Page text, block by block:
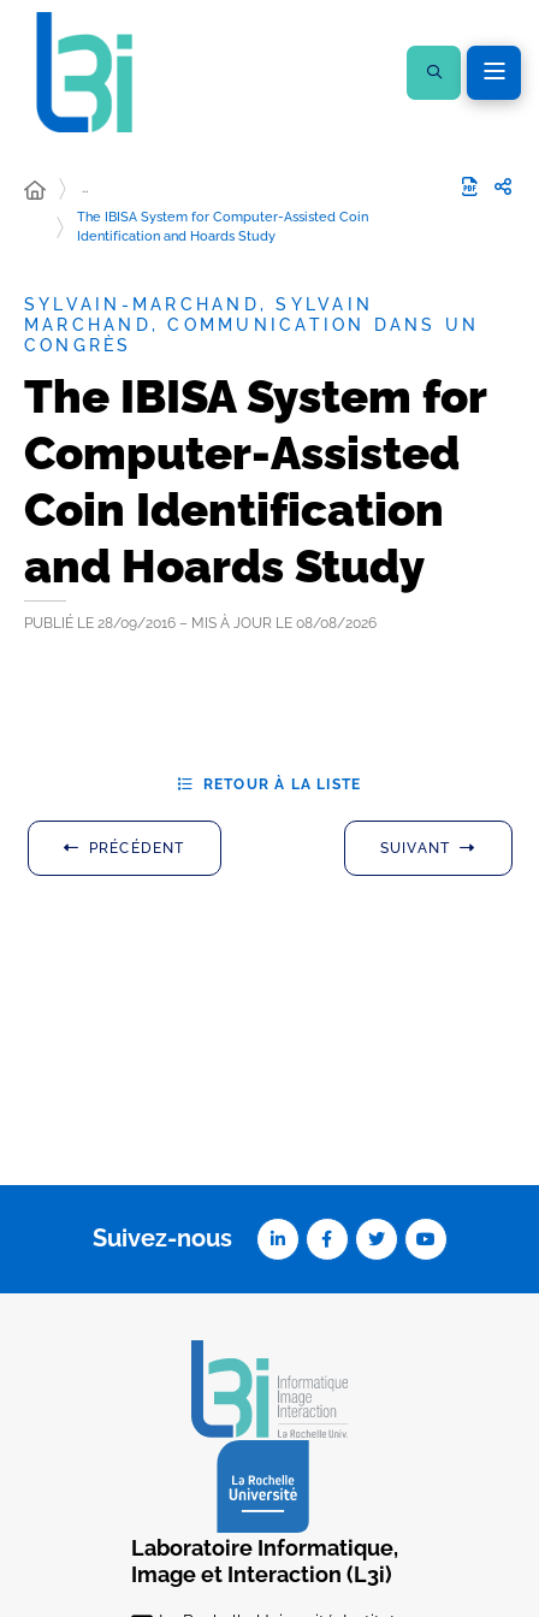
…
The IBISA System for Computer-Assisted Coin
Identification and Hoards Study
SYLVAIN-MARCHAND, SYLVAIN
MARCHAND, COMMUNICATION DANS UN
CONGRÈS
The IBISA System for
Computer-Assisted
Coin Identification
and Hoards Study
PUBLIÉ LE 28/09/2016 – MIS À JOUR LE 08/08/2026
PRÉCÉDENT
RETOUR À LA LISTE
SUIVANT
Suivez-nous
Laboratoire Informatique,
Image et Interaction (L3i)